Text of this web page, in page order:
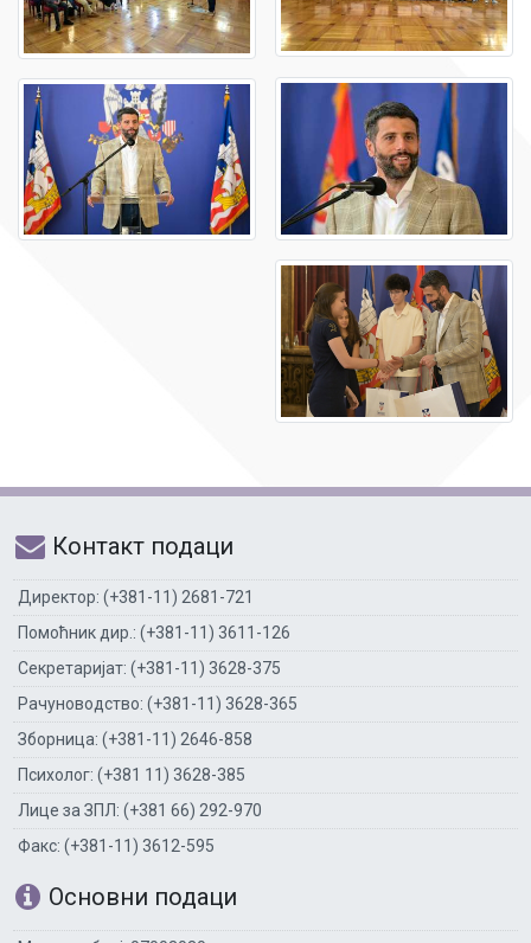
Контакт подаци
Директор: (+381-11) 2681-721
Помоћник дир.: (+381-11) 3611-126
Секретаријат: (+381-11) 3628-375
Рачуноводство: (+381-11) 3628-365
Зборница: (+381-11) 2646-858
Психолог: (+381 11) 3628-385
Лице за ЗПЛ: (+381 66) 292-970
Факс: (+381-11) 3612-595
Основни подаци